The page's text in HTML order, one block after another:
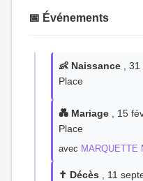
📅 Événements
👶 Naissance ,
Place
💑 Mariage , 15
Place
avec MARQUETTE
✝️ Décès , 11